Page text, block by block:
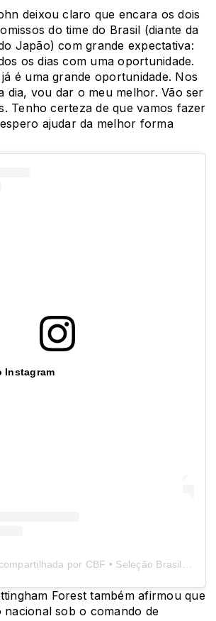
deixou claro que encara os dois
do time do Brasil (diante da
Japão) com grande expectativa:
os dias com uma oportunidade.
é uma grande oportunidade. Nos
dia, vou dar o meu melhor. Vão ser
Tenho certeza de que vamos fazer
ajudar da melhor forma
Instagram
Forest também afirmou que
nacional sob o comando de